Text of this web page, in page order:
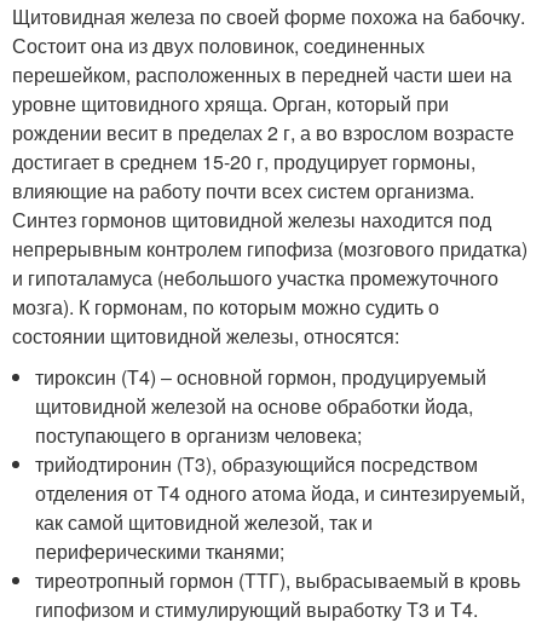
Щитовидная железа по своей форме похожа на бабочку.
Состоит она из двух половинок, соединенных
перешейком, расположенных в передней части шеи на
уровне щитовидного хряща. Орган, который при
рождении весит в пределах 2 г, а во взрослом возрасте
достигает в среднем 15-20 г, продуцирует гормоны,
влияющие на работу почти всех систем организма.
Синтез гормонов щитовидной железы находится под
непрерывным контролем гипофиза (мозгового придатка)
и гипоталамуса (небольшого участка промежуточного
мозга). К гормонам, по которым можно судить о
состоянии щитовидной железы, относятся:
тироксин (Т4) – основной гормон, продуцируемый
щитовидной железой на основе обработки йода,
поступающего в организм человека;
трийодтиронин (Т3), образующийся посредством
отделения от Т4 одного атома йода, и синтезируемый,
как самой щитовидной железой, так и
периферическими тканями;
тиреотропный гормон (ТТГ), выбрасываемый в кровь
гипофизом и стимулирующий выработку Т3 и Т4.